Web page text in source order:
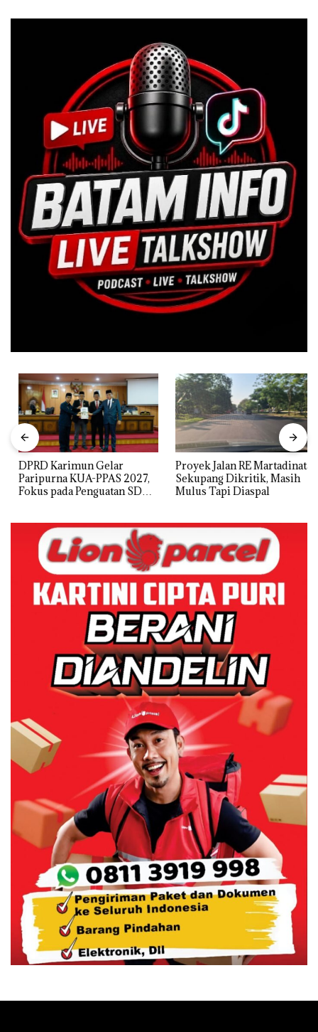
DPRD Karimun Gelar
Paripurna KUA-PPAS 2027,
Fokus pada Penguatan SDM,
Proyek Jalan RE Martadinata
Sekupang Dikritik, Masih
Mulus Tapi Diaspal